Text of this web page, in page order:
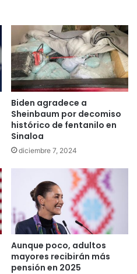
Biden agradece a
Sheinbaum por decomiso
histórico de fentanilo en
Sinaloa
diciembre 7, 2024
Aunque poco, adultos
mayores recibirán más
pensión en 2025